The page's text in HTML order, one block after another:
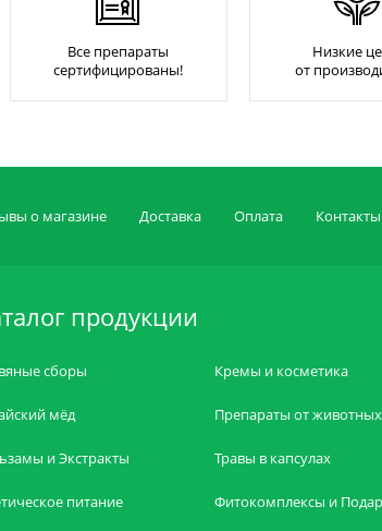
Все препараты
сертифицированы!
Низкие
от
о магазине Доставка Оплата Контакты
продукции
сборы
мёд
и Экстракты
питание
Кремы и косметика
Препараты от животных
Травы в капсулах
Фитокомплексы и